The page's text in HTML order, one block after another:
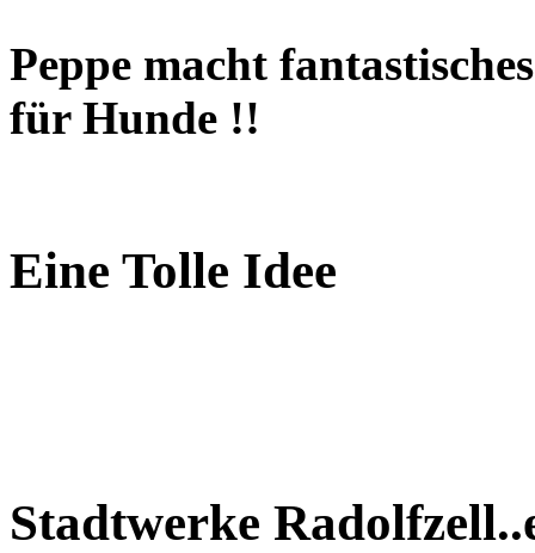
Peppe macht
für Hunde !!
Eine Tolle Idee
Stadtwerke